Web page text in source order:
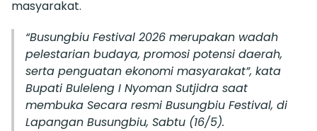
masyarakat.
“Busungbiu Festival 2026 merupakan wadah
pelestarian budaya, promosi potensi daerah,
serta penguatan ekonomi masyarakat”, kata
Bupati Buleleng I Nyoman Sutjidra saat
membuka Secara resmi Busungbiu Festival, di
Lapangan Busungbiu, Sabtu (16/5).